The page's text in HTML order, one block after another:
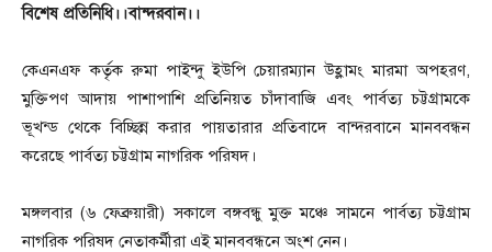
বিশেষ প্রতিনিধি।।বান্দরবান।।
কেএনএফ কর্তৃক রুমা পাইন্দু ইউপি চেয়ারম্যান উহ্লামং মারমা অপহরণ,
মুক্তিপণ আদায় পাশাপাশি প্রতিনিয়ত চাঁদাবাজি এবং পার্বত্য চট্টগ্রামকে
ভূখন্ড থেকে বিচ্ছিন্ন করার পায়তারার প্রতিবাদে বান্দরবানে মানববন্ধন
করেছে পার্বত্য চট্টগ্রাম নাগরিক পরিষদ।
মঙ্গলবার (৬ ফেব্রুয়ারী) সকালে বঙ্গবন্ধু মুক্ত মঞ্চে সামনে পার্বত্য চট্টগ্রাম
নাগরিক পরিষদ নেতাকর্মীরা এই মানববন্ধনে অংশ নেন।